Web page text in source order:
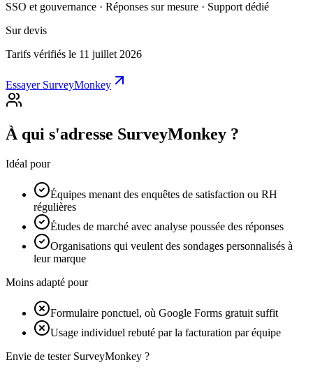
SSO et gouvernance · Réponses sur mesure · Support dédié
Sur devis
Tarifs vérifiés le 11 juillet 2026
Essayer SurveyMonkey
À qui s'adresse SurveyMonkey ?
Idéal pour
Équipes menant des enquêtes de satisfaction ou RH
régulières
Études de marché avec analyse poussée des réponses
Organisations qui veulent des sondages personnalisés à
leur marque
Moins adapté pour
Formulaire ponctuel, où Google Forms gratuit suffit
Usage individuel rebuté par la facturation par équipe
Envie de tester SurveyMonkey ?